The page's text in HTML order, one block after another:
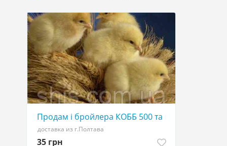
Продам і бройлера КОББ 500 та мясояєчні
доставка из г.Полтава
35 грн